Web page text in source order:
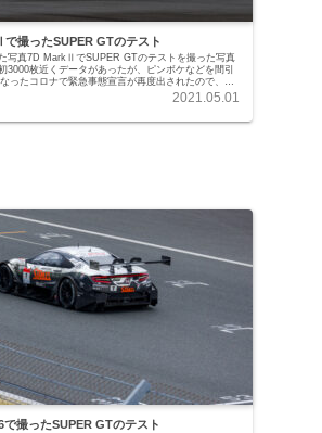
撮ったSUPER GTのテスト
写真7D MarkⅡでSUPER GTのテストを撮った写真
3000枚近くデータがあったが、ピンボケなどを間引
ったコロナで緊急事態宣言が再度出されたので、ネ
2021.05.01
撮ったSUPER GTのテスト